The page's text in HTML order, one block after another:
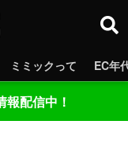
ミミックって EC年
配信中！